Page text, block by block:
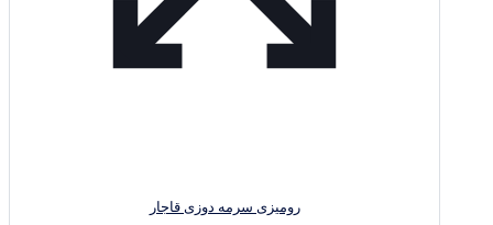
رومیزی سرمه دوزی قاجار